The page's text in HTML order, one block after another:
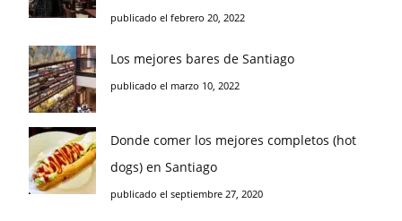
publicado el febrero 20, 2022
Los mejores bares de Santiago
publicado el marzo 10, 2022
Donde comer los mejores completos (hot
dogs) en Santiago
publicado el septiembre 27, 2020